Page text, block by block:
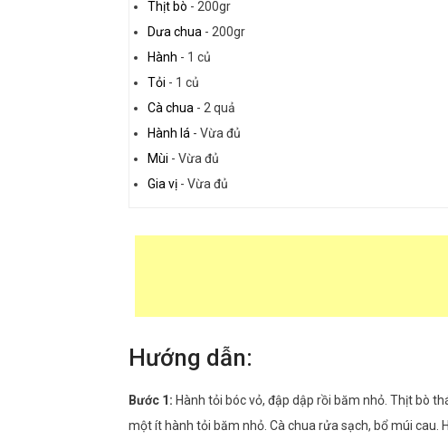
Thịt bò - 200gr
Dưa chua - 200gr
Hành - 1 củ
Tỏi - 1 củ
Cà chua - 2 quả
Hành lá - Vừa đủ
Mùi - Vừa đủ
Gia vị - Vừa đủ
Hướng dẫn:
Bước 1: Hành tỏi bóc vỏ, đập dập rồi băm nhỏ. Thịt bò
một ít hành tỏi băm nhỏ. Cà chua rửa sạch, bổ múi cau.